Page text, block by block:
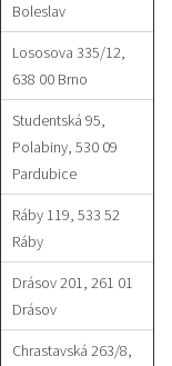
Boleslav
Lososova 335/12,
638 00 Brno
Studentská 95,
Polabiny, 530 09
Pardubice
Ráby 119, 533 52
Ráby
Drásov 201, 261 01
Drásov
Chrastavská 263/8,